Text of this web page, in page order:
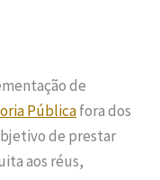
de
Públicafora dos
de prestar
aos réus,